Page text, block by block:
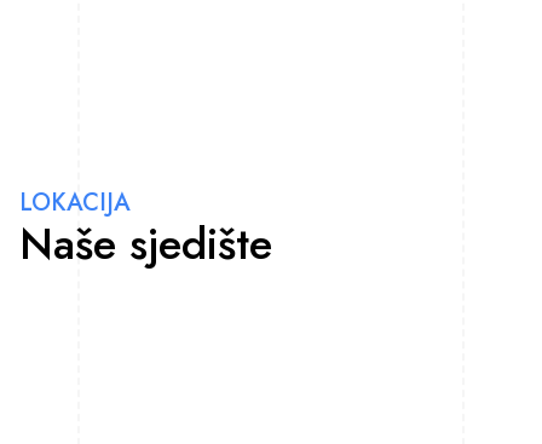
LOKACIJA
Naše sjedište